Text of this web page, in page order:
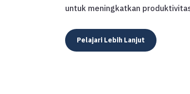
untuk meningkatkan
Pelajari Lebih Lanjut